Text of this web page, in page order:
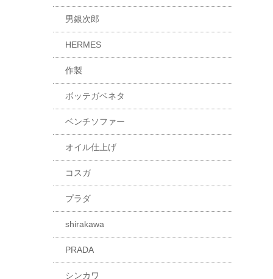
男銀次郎
HERMES
作製
ボッテガベネタ
ベンチソファー
オイル仕上げ
コスガ
プラダ
shirakawa
PRADA
シンカワ